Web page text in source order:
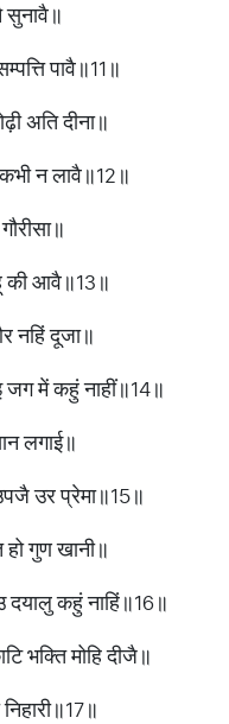
सुनावै॥
पावै॥11॥
अति दीना॥
न लावै॥12॥
की आवै॥13॥
नहिं दूजा॥
जग में कहुं नाहीं॥14॥
लगाई॥
उर प्रेमा॥15॥
हो गुण खानी॥
दयालु कहुं नाहिं॥16॥
भक्ति मोहि दीजै॥